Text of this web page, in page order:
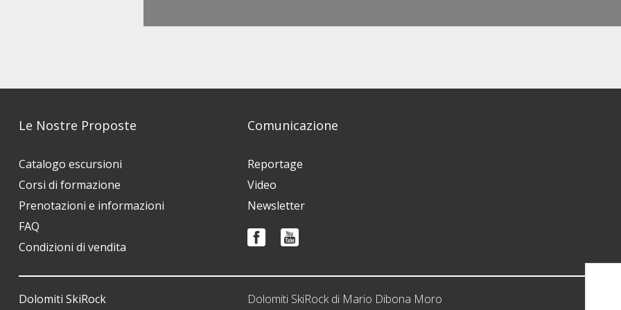
Le Nostre Proposte
Catalogo escursioni
Corsi di formazione
Prenotazioni e informazioni
FAQ
Condizioni di vendita
Comunicazione
Reportage
Video
Newsletter
Dolomiti SkiRock
Dolomiti SkiRock di Mario Dibona Moro